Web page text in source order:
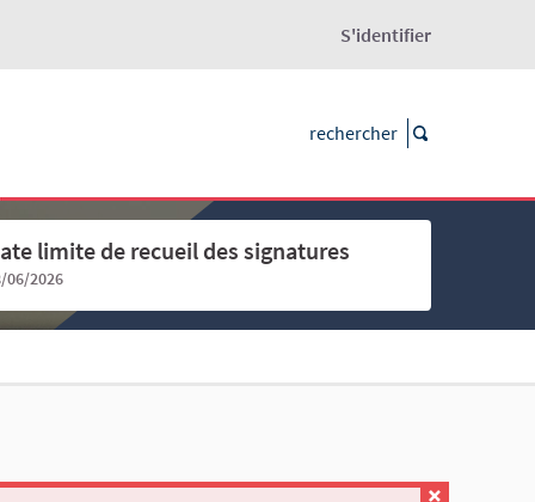
S'identifier
limite de recueil des signatures
06/2026